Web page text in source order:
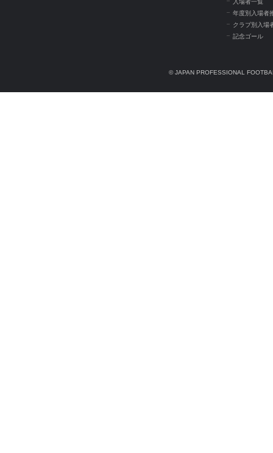
入場者一覧
年度別入場者
クラブ別入場
記念ゴール
© JAPAN PROFESSIONAL